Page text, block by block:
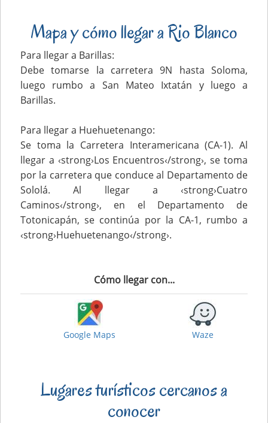
Mapa y cómo llegar a Rio Blanco
Para llegar a Barillas:
Debe tomarse la carretera 9N hasta Soloma,
luego rumbo a San Mateo Ixtatán y luego a
Barillas.
Para llegar a Huehuetenango:
Se toma la Carretera Interamericana (CA-1). Al
llegar a ‹strong›Los Encuentros‹/strong›, se toma
por la carretera que conduce al Departamento de
Sololá. Al llegar a ‹strong›Cuatro
Caminos‹/strong›, en el Departamento de
Totonicapán, se continúa por la CA-1, rumbo a
‹strong›Huehuetenango‹/strong›.
Cómo llegar con...
Google Maps Waze
Lugares turísticos cercanos a
conocer